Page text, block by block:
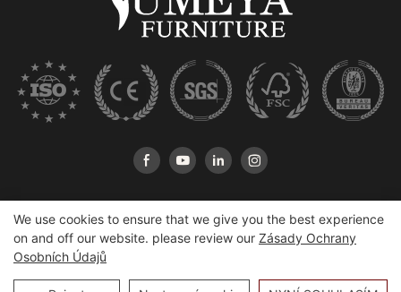
Copyright © 2026 Heshan Yumeya Furniture Co., Ltd |
Sitemap
We use cookies to ensure that we give you the best experience
on and off our website. please review our Zásady Ochrany
Osobních Údajů